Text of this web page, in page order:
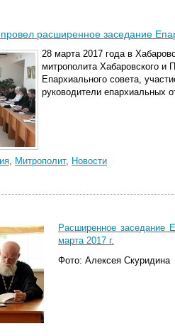
расширенное заседание
28 марта 2017 года в
митрополита Хабаровского и
Епархиального совета,
руководители епархиальных
, Митрополит, Новости
Расширенное заседание
марта 2017 г.
Фото: Алексея Скуридина